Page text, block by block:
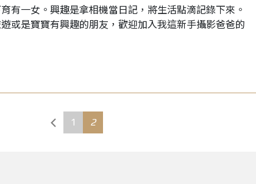
有一女。興趣是拿相機當日記，將生活點滴記錄下來。
或是寶寶有興趣的朋友，歡迎加入我這新手攝影爸爸的
1 2